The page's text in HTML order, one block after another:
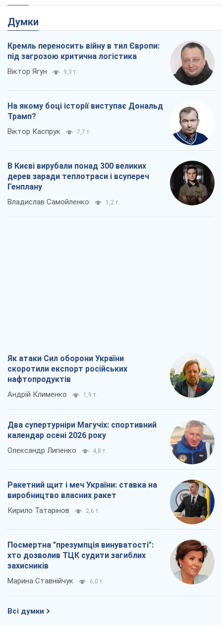
Думки
Кремль переносить війну в тил Європи:
під загрозою критична логістика
Віктор Ягун 9,3 т.
На якому боці історії виступає Дональд
Трамп?
Віктор Каспрук 7,7 т.
В Києві вирубали понад 300 великих
дерев заради теплотраси і всупереч
Генплану
Владислав Самойленко 1,2 т.
Як атаки Сил оборони України
скоротили експорт російських
нафтопродуктів
Андрій Клименко 1,9 т.
Два супертурніри Магучіх: спортивний
календар осені 2026 року
Олександр Липенко 4,8 т.
Ракетний щит і меч України: ставка на
виробництво власних ракет
Кирило Татарінов 2,6 т.
Посмертна "презумпція винуватості":
хто дозволив ТЦК судити загиблих
захисників
Марина Ставнійчук 6,0 т.
Всі думки